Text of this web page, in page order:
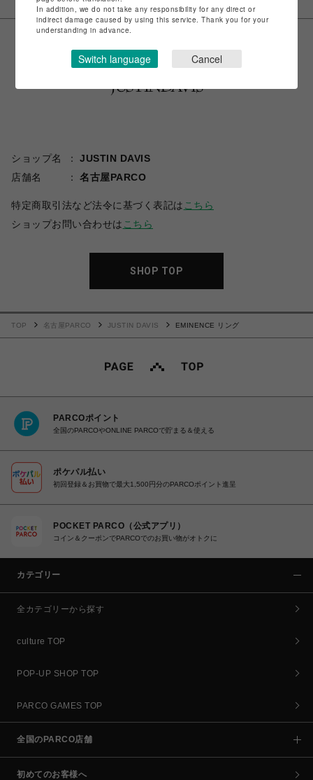
ショップ名
JUSTIN DAVIS
店舗名
名古屋PARCO
特定商取引法など法令に基づく表記は こちら
ショップお問い合わせは こちら
SHOP TOP
TOP 名古屋PARCO JUSTIN DAVIS EMINENCE リング
PARCOポイント
全国のPARCOやONLINE PARCOで貯まる＆使える
ポケパル払い
初回登録＆お買物で最大1,500円分のPARCOポイント進呈
POCKET PARCO（公式アプリ）
コイン＆クーポンでPARCOでのお買い物がオトクに
カテゴリー
全カテゴリーから探す
culture TOP
POP-UP SHOP TOP
PARCO GAMES TOP
全国のPARCO店舗
初めてのお客様へ
In addition, we do not take any responsibility for any direct or
indirect damage caused by using this service. Thank you for your
understanding in advance.
Switch language Cancel